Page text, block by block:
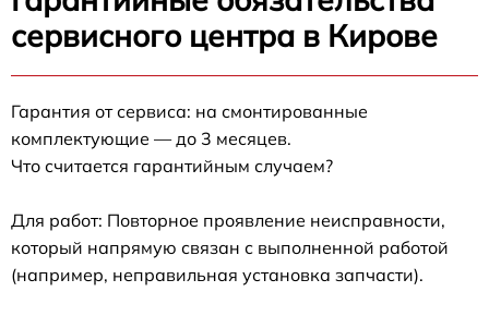
сервисного центра в Кирове
Гарантия от сервиса: на смонтированные
комплектующие — до 3 месяцев.
Что считается гарантийным случаем?
Для работ: Повторное проявление неисправности,
который напрямую связан с выполненной работой
(например, неправильная установка запчасти).